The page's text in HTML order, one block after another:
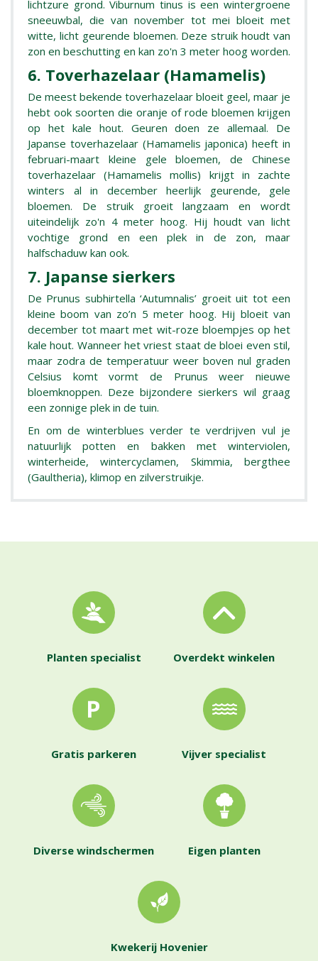
lichtzure grond. Viburnum tinus is een wintergroene
sneeuwbal, die van november tot mei bloeit met
witte, licht geurende bloemen. Deze struik houdt van
zon en beschutting en kan zo'n 3 meter hoog worden.
6. Toverhazelaar (Hamamelis)
De meest bekende toverhazelaar bloeit geel, maar je
hebt ook soorten die oranje of rode bloemen krijgen
op het kale hout. Geuren doen ze allemaal. De
Japanse toverhazelaar (Hamamelis japonica) heeft in
februari-maart kleine gele bloemen, de Chinese
toverhazelaar (Hamamelis mollis) krijgt in zachte
winters al in december heerlijk geurende, gele
bloemen. De struik groeit langzaam en wordt
uiteindelijk zo'n 4 meter hoog. Hij houdt van licht
vochtige grond en een plek in de zon, maar
halfschaduw kan ook.
7. Japanse sierkers
De Prunus subhirtella ‘Autumnalis’ groeit uit tot een
kleine boom van zo’n 5 meter hoog. Hij bloeit van
december tot maart met wit-roze bloempjes op het
kale hout. Wanneer het vriest staat de bloei even stil,
maar zodra de temperatuur weer boven nul graden
Celsius komt vormt de Prunus weer nieuwe
bloemknoppen. Deze bijzondere sierkers wil graag
een zonnige plek in de tuin.
En om de winterblues verder te verdrijven vul je
natuurlijk potten en bakken met winterviolen,
winterheide, wintercyclamen, Skimmia, bergthee
(Gaultheria), klimop en zilverstruikje.
Planten specialist Overdekt winkelen
Gratis parkeren Vijver specialist
Diverse windschermen Eigen planten
Kwekerij Hovenier